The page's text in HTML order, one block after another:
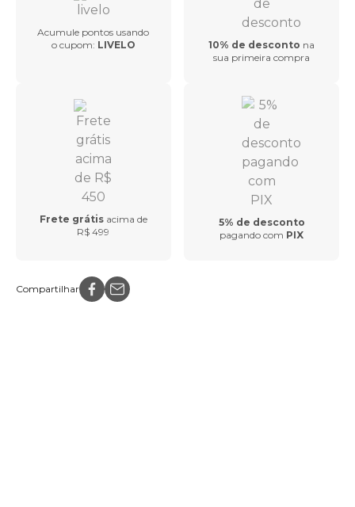
Acumule pontos usando
o cupom: LIVELO 10% de desconto na
sua primeira compra
Frete grátis acima de
R$ 499
5% de desconto
pagando com PIX
Compartilhar